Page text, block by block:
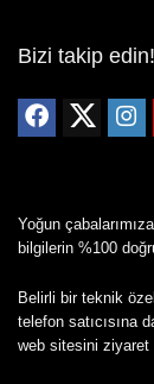
Bizi takip edin!
Yoğun
bilgilerin %100
Belirli bir teknik
telefon satıcısına
web sitesini ziyaret